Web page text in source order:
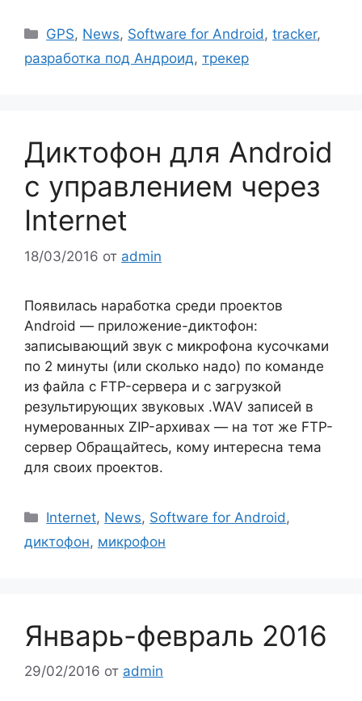
Рубрики
GPS, News, Software for Android,tracker,
разработка под Андроид, трекер
Диктофон для Android
с управлением через
Internet
18/03/2016 от admin
Появилась наработка среди проектов
Android — приложение-диктофон:
записывающий звук с микрофона кусочками
по 2 минуты (или сколько надо) по команде
из файла с FTP-сервера и с загрузкой
результирующих звуковых .WAV записей в
нумерованных ZIP-архивах — на тот же FTP-
сервер Обращайтесь, кому интересна тема
для своих проектов.
Рубрики
Internet, News, Software for Android ,
диктофон, микрофон
Январь-февраль 2016
29/02/2016 от admin